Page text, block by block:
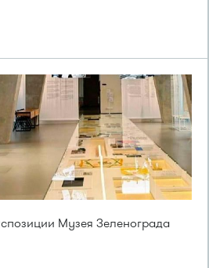
Музея Зеленограда